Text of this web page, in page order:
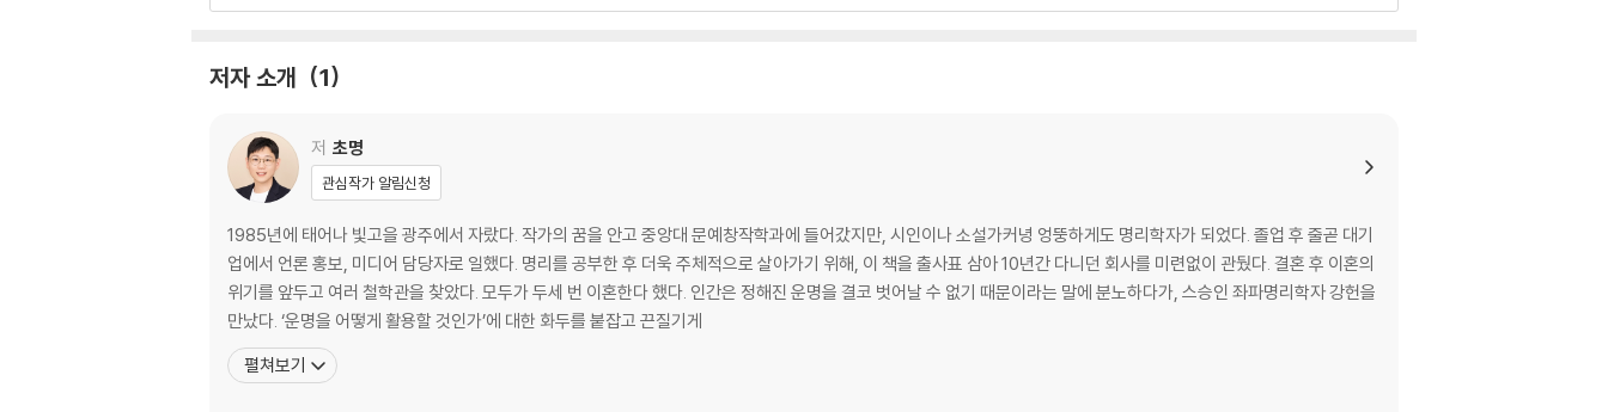
2장. 일간을 지탱하는 현실의 터전, 일지
생지와 역마: 계절을 시작하는 기운
왕지와 도화: 계절의 절정
고지와 화개: 계절을 맺는 기운
각 지지의 지장간 살피기
생지, 왕지, 고지에 따른 특성
지장간을 보는 새로운 관점
지지의 속성 확장하기
지장간의 흐름 살펴보기
왜 왕지인 오화에만 지장간이 하나 더 들어 있을까?
저자 소개 1
저 초명
관심작가 알림신청
1985년에 태어나 빛고을 광주에서 자랐다. 작가의 꿈을 안고 중앙대 문예창작학과에 들어갔지만, 시인이나 소설가커녕 엉뚱하게도 명리학자가 되었다. 졸업 후 줄곧 대기
업에서 언론 홍보, 미디어 담당자로 일했다. 명리를 공부한 후 더욱 주체적으로 살아가기 위해, 이 책을 출사표 삼아 10년간 다니던 회사를 미련없이 관뒀다. 결혼 후 이혼의
위기를 앞두고 여러 철학관을 찾았다. 모두가 두세 번 이혼한다 했다. 인간은 정해진 운명을 결코 벗어날 수 없기 때문이라는 말에 분노하다가, 스승인 좌파명리학자 강헌을
만났다. ‘운명을 어떻게 활용할 것인가’에 대한 화두를 붙잡고 끈질기게
펼쳐보기